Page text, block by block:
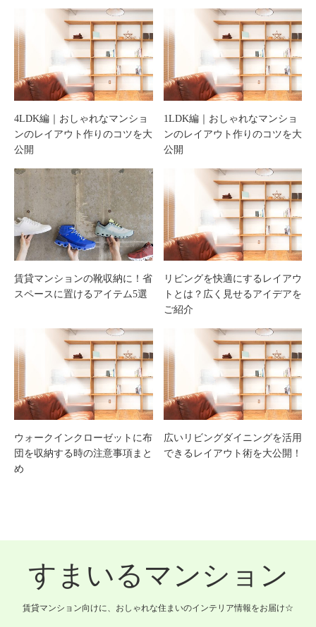
4LDK編｜おしゃれなマンショ
ンのレイアウト作りのコツを大
公開
1LDK編｜おしゃれなマンショ
ンのレイアウト作りのコツを大
公開
賃貸マンションの靴収納に！省
スペースに置けるアイテム5選
リビングを快適にするレイアウ
トとは？広く見せるアイデアを
ご紹介
ウォークインクローゼットに布
団を収納する時の注意事項まと
め
広いリビングダイニングを活用
できるレイアウト術を大公開！
すまいるマンション
賃貸マンション向けに、おしゃれな住まいのインテリア情報をお届け☆